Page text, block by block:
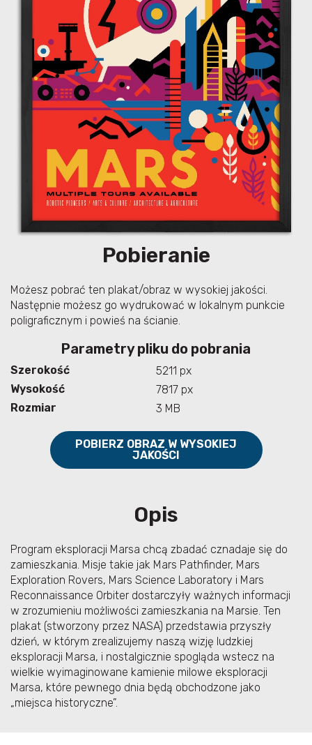
Pobieranie
Możesz pobrać ten plakat/obraz w wysokiej jakości.
Następnie możesz go wydrukować w lokalnym punkcie
poligraficznym i powieś na ścianie.
Parametry pliku do pobrania
Szerokość
5211 px
Wysokość
7817 px
Rozmiar
3 MB
POBIERZ OBRAZ W WYSOKIEJ
JAKOŚCI
Opis
Program eksploracji Marsa chcą zbadać cznadaje się do
zamieszkania. Misje takie jak Mars Pathfinder, Mars
Exploration Rovers, Mars Science Laboratory i Mars
Reconnaissance Orbiter dostarczyły ważnych informacji
w zrozumieniu możliwości zamieszkania na Marsie. Ten
plakat (stworzony przez NASA) przedstawia przyszły
dzień, w którym zrealizujemy naszą wizję ludzkiej
eksploracji Marsa, i nostalgicznie spogląda wstecz na
wielkie wyimaginowane kamienie milowe eksploracji
Marsa, które pewnego dnia będą obchodzone jako
„miejsca historyczne”.